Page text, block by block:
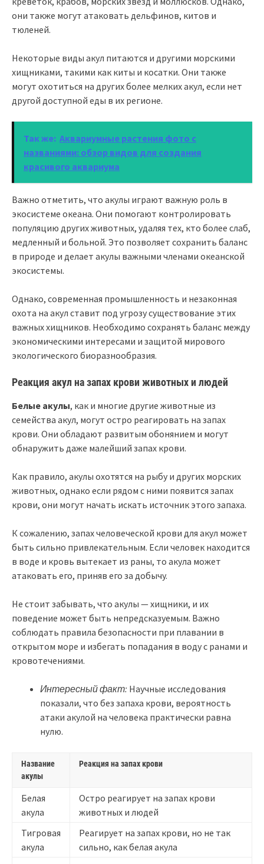
они также могут атаковать дельфинов, китов и
тюленей.
Некоторые виды акул питаются и другими морскими
хищниками, такими как киты и косатки. Они также
могут охотиться на других более мелких акул, если нет
другой доступной еды в их регионе.
Так же: Аквариумные растения фото с
названиями: обзор видов для создания
красивого аквариума
Важно отметить, что акулы играют важную роль в
экосистеме океана. Они помогают контролировать
популяцию других животных, удаляя тех, кто более слаб,
медленный и больной. Это позволяет сохранить баланс
в природе и делает акулы важными членами океанской
экосистемы.
Однако, современная промышленность и незаконная
охота на акул ставит под угрозу существование этих
важных хищников. Необходимо сохранять баланс между
экономическими интересами и защитой мирового
экологического биоразнообразия.
Реакция акул на запах крови животных и людей
Белые акулы, как и многие другие животные из
семейства акул, могут остро реагировать на запах
крови. Они обладают развитым обонянием и могут
обнаружить даже малейший запах крови.
Как правило, акулы охотятся на рыбу и других морских
животных, однако если рядом с ними появится запах
крови, они могут начать искать источник этого запаха.
К сожалению, запах человеческой крови для акул может
быть сильно привлекательным. Если человек находится
в воде и кровь вытекает из раны, то акула может
атаковать его, приняв его за добычу.
Не стоит забывать, что акулы — хищники, и их
поведение может быть непредсказуемым. Важно
соблюдать правила безопасности при плавании в
открытом море и избегать попадания в воду с ранами и
кровотечениями.
Интересный факт: Научные исследования
показали, что без запаха крови, вероятность
атаки акулой на человека практически равна
нулю.
Название
акулы
Реакция на запах крови
Белая
акула
Остро реагирует на запах крови
животных и людей
Тигровая
акула
Реагирует на запах крови, но не так
сильно, как белая акула